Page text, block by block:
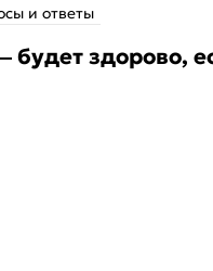
и ответы
здорово,